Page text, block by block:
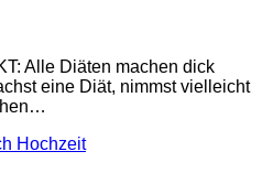
Alle Diäten machen dick
eine Diät, nimmst vielleicht